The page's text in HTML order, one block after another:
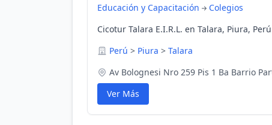
Educación y Capacitación
Colegios
Cicotur Talara E.I.R.L. en Talara, Piura, Perú
Perú > Piura > Talara
Av Bolognesi Nro 259 Pis 1 Ba Barrio
Ver Más